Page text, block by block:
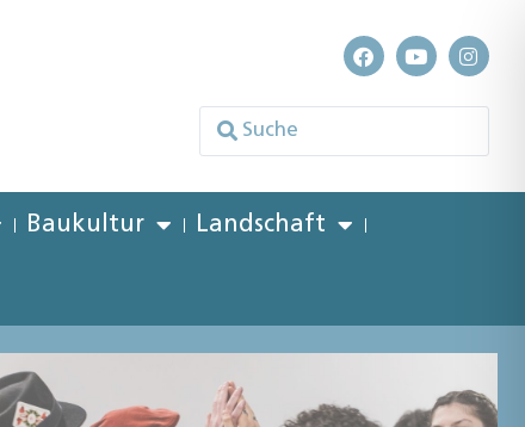
Baukultur
Landschaft